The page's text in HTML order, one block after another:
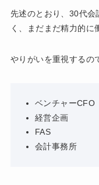
先述のとおり、30代会
く、まだまだ精力的に
やりがいを重視するの
ベンチャーCFO
経営企画
FAS
会計事務所